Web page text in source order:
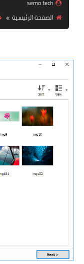
semo tech
الصفحة الرئيسية